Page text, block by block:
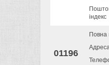
індекс
01196
Повна